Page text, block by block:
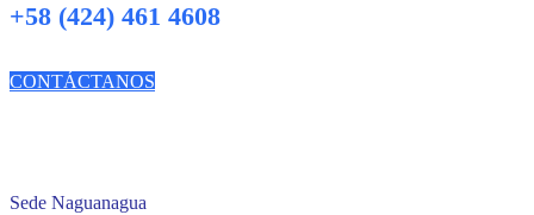
+58 (424) 461 4608
CONTÁCTANOS
Sede Naguanagua